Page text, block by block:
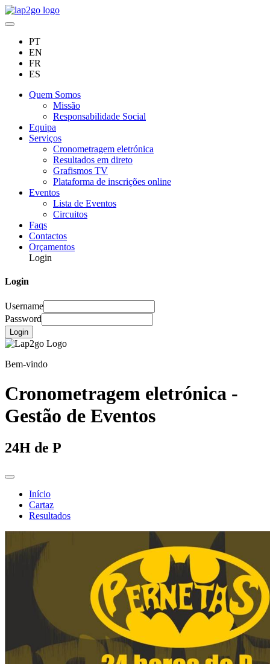
PT
EN
FR
ES
Quem Somos
Missão
Responsabilidade Social
Equipa
Serviços
Cronometragem eletrónica
Resultados em direto
Grafismos TV
Plataforma de inscrições online
Eventos
Lista de Eventos
Circuitos
Faqs
Contactos
Orçamentos
Login
Login
Username
Password
Login
Bem-vindo
Cronometragem eletrónica -
Gestão de Eventos
24H de P
Início
Cartaz
Resultados